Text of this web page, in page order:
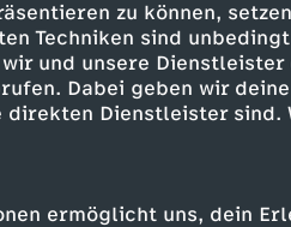
zu können,
Techniken sind unbedingt
und unsere Dienstleister
Dabei geben wir
Dienstleister sind.
ermöglicht uns, dein